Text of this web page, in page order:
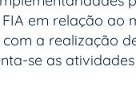
em relação ao
a realização
se as